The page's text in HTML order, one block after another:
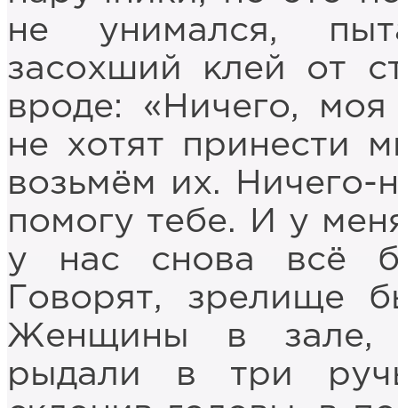
не унимался,
засохший клей от
вроде: «Ничего,
не хотят принести
возьмём их. Ничего-
помогу тебе. И у
у нас снова всё
Говорят, зрелище
Женщины в зале,
рыдали в три